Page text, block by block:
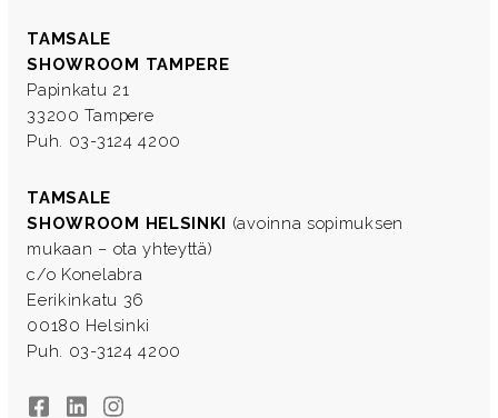
TAMSALE
SHOWROOM TAMPERE
Papinkatu 21
33200 Tampere
Puh. 03-3124 4200
TAMSALE
SHOWROOM HELSINKI (avoinna sopimuksen
mukaan – ota yhteyttä)
c/o Konelabra
Eerikinkatu 36
00180 Helsinki
Puh. 03-3124 4200
FacebookLinkedInInstagram